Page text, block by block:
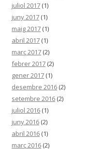
juliol 2017 (1)
juny 2017 (1)
maig 2017 (1)
abril 2017 (1)
març 2017 (2)
febrer 2017 (2)
gener 2017 (1)
desembre 2016 (2)
setembre 2016 (2)
juliol 2016 (1)
juny 2016 (2)
abril 2016 (1)
març 2016 (2)